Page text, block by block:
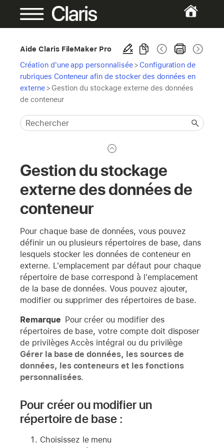
Aide Claris FileMaker Pro
Création d'une app personnalisée> Configuration de
rubriques Conteneur afin de stocker des données en
externe> Gestion du stockage externe des données
de conteneur
Gestion du stockage
externe des données de
conteneur
Pour chaque base de données, vous pouvez
définir un ou plusieurs répertoires de base, dans
lesquels stocker les données de conteneur en
externe. L'emplacement par défaut pour chaque
répertoire de base correspond à l'emplacement
de la base de données. Vous pouvez ajouter,
modifier ou supprimer des répertoires de base.
Remarque Pour créer ou modifier des
répertoires de base, votre compte doit disposer
de privilèges Accès intégral ou du privilège
Gérer la base de données, les sources de
données, les conteneurs et les fonctions
personnalisées.
Pour créer ou modifier un
répertoire de base :
Choisissez le menu